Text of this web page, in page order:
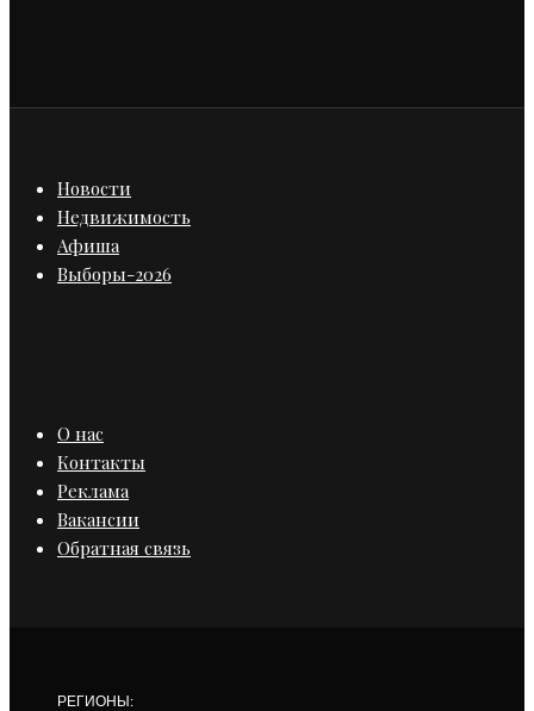
Новости
Недвижимость
Афиша
Выборы-2026
О нас
Контакты
Реклама
Вакансии
Обратная связь
РЕГИОНЫ: